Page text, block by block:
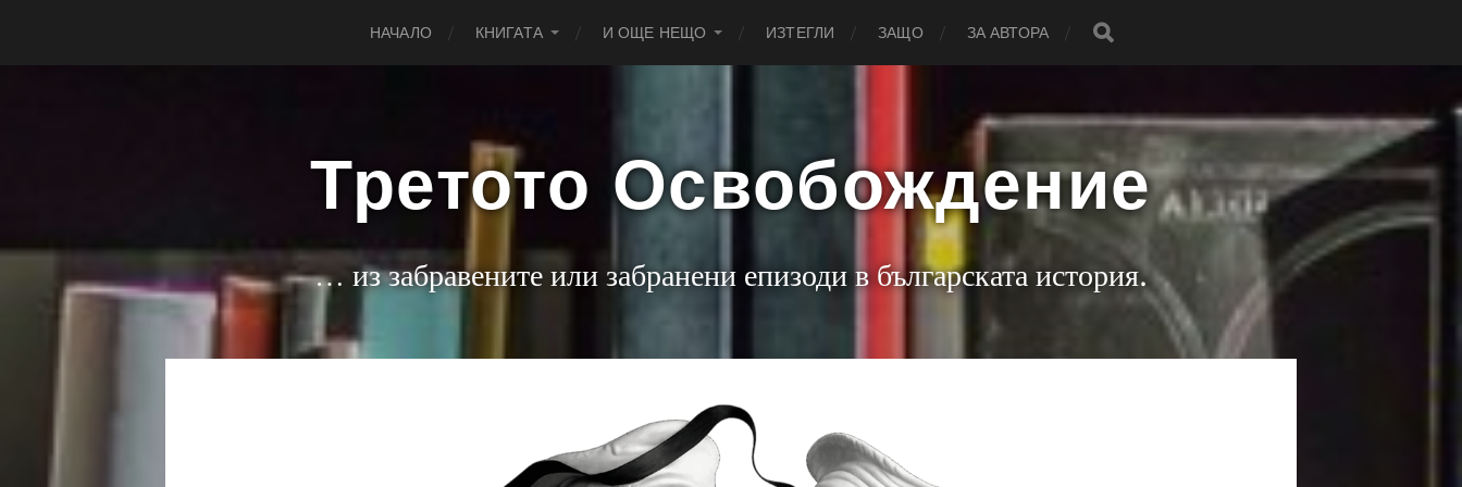
НАЧАЛО КНИГАТА И ОЩЕ НЕЩО ИЗТЕГЛИ ЗАЩО ЗА АВТОРА
Третото Освобождение
… из забравените или забранени епизоди в българската история.